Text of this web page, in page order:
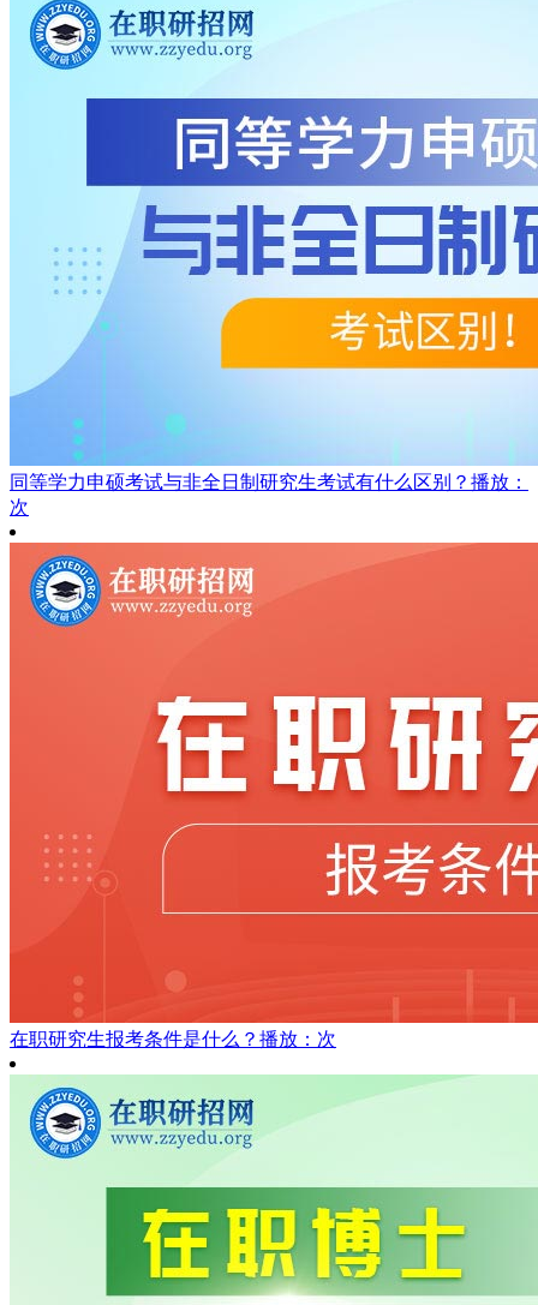
同等学力申硕考试与非全日制研究生考试有什么区别？ 播放：
次
在职研究生报考条件是什么？ 播放：次